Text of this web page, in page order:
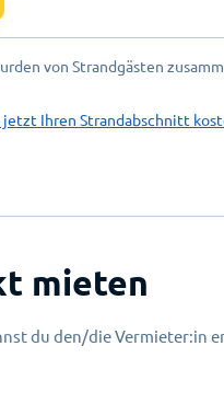
von Strandgästen
jetzt Ihren Strandabschnitt
mieten
du den/die Vermieter:in